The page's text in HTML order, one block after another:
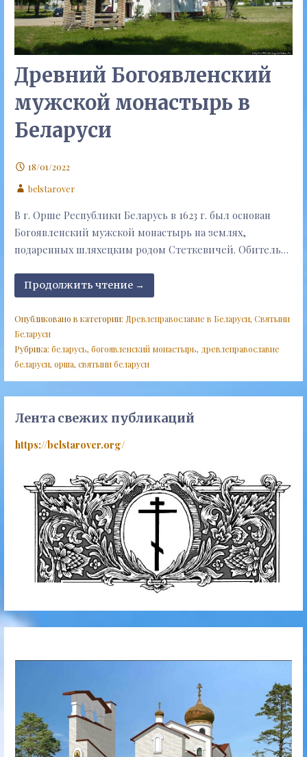
Древний Богоявленский
мужской монастырь в
Беларуси
18/01/2022
belstarover
В г. Орше Республики Беларусь в 1623 г. был основан
Богоявленский мужской монастырь на землях,
подаренных шляхецким родом Стеткевичей. Обитель…
Продолжить чтение →
Опубликовано в категории: Древлеправославие в Беларуси, Святыни
Беларуси
Рубрика: беларусь, богоявленский монастырь, древлеправославие
беларуси, орша, святыни беларуси
Лента свежих публикаций
https://belstarover.org/